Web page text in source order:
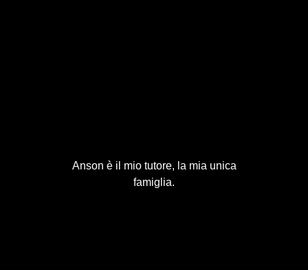
Anson è il mio tutore, la mia unica
famiglia.